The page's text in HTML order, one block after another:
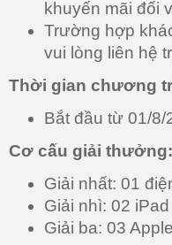
khuyến mãi đối
Trường hợp
vui lòng liên hệ
Thời gian chương
Bắt đầu từ 01/
Cơ cấu giải thưởng:
Giải nhất: 01
Giải nhì: 02
Giải ba: 03